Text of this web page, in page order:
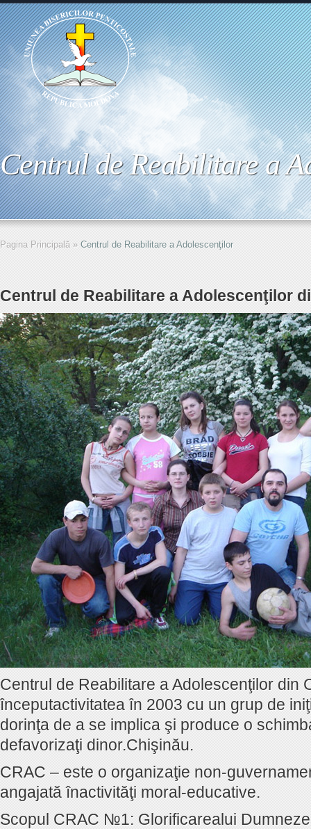
Centrul de Reabilitare a
Pagina Principală » Centrul de Reabilitare a Adolescenţilor
Centrul de Reabilitare a Adolescenţilor
Centrul de Reabilitare a Adolescenţilor din
începutactivitatea în 2003 cu un grup de
dorinţa de a se implica şi produce o
defavorizaţi dinor.Chişinău.
CRAC – este o organizaţie non-
angajată înactivităţi moral-educative.
Scopul CRAC №1: Glorificarealui